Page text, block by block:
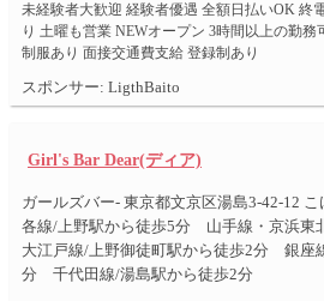
未経験者大歓迎 経験者優遇 全額日払いOK 終
り 土曜も営業 NEWオープン 3時間以上の勤
制服あり 面接交通費支給 登録制あり
スポンサー: LigthBaito
Girl's Bar Dear(ディア)
ガールズバー- 東京都文京区湯島3-42-12 こ
各線/上野駅から徒歩5分 山手線・京浜東
大江戸線/上野御徒町駅から徒歩2分 銀座
分 千代田線/湯島駅から徒歩2分